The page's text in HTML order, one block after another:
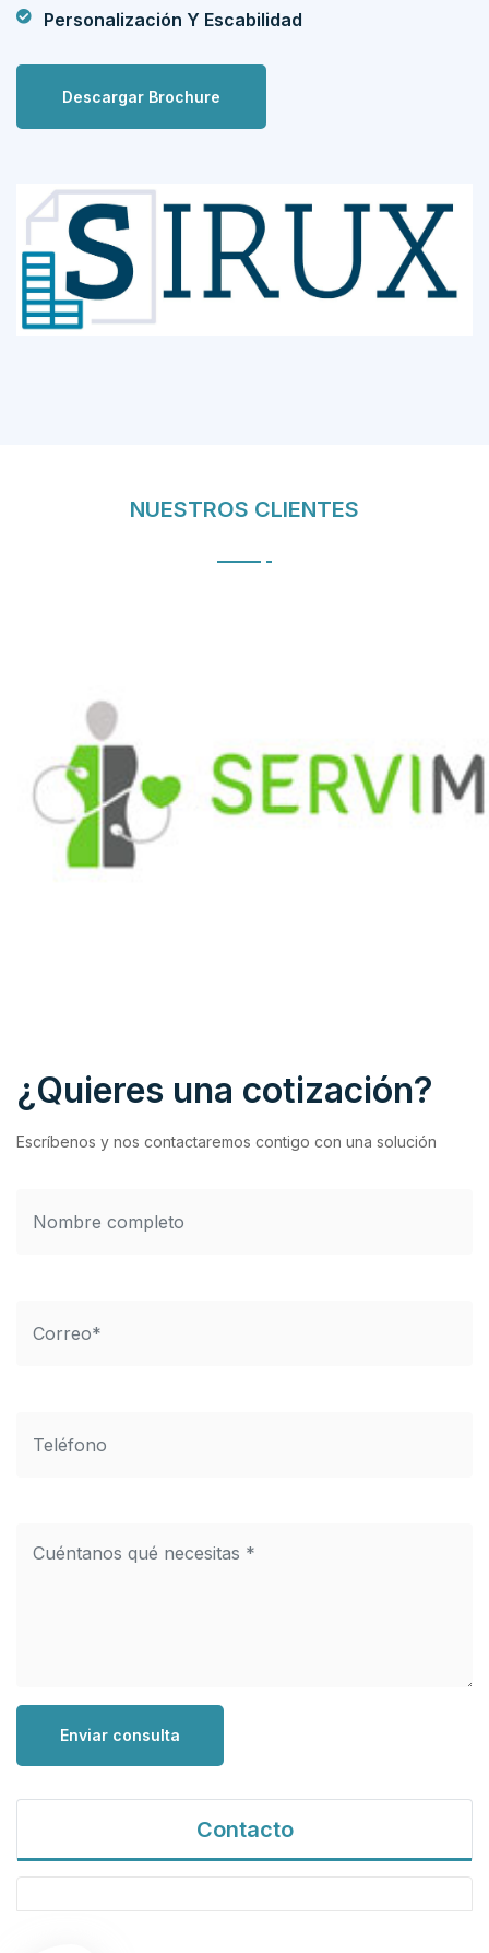
Personalización Y Escabilidad
Descargar Brochure
NUESTROS CLIENTES
¿Quieres una cotización?
Escríbenos y nos contactaremos contigo con una solución
Enviar consulta
Contacto